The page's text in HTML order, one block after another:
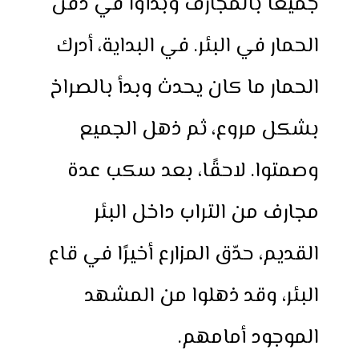
الحمار في البئر. في البداية، أدرك
الحمار ما كان يحدث وبدأ بالصراخ
بشكل مروع، ثم ذهل الجميع
وصمتوا. لاحقًا، بعد سكب عدة
مجارف من التراب داخل البئر
القديم، حدّق المزارع أخيرًا في قاع
البئر، وقد ذهلوا من المشهد
الموجود أمامهم.